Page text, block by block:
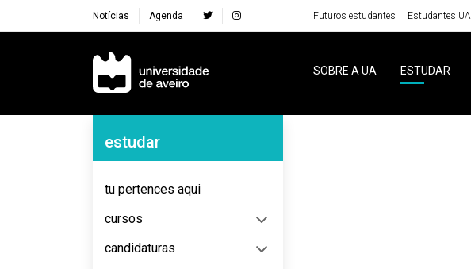
Notícias Agenda Futuros estudantes Estudantes UA
Navegação Principal
SOBRE A UA ESTUDAR
Navegação Lateral
estudar
tu pertences aqui
cursos
candidaturas